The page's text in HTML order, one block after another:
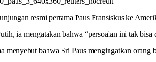
resmi pertama Paus Fransiskus ke
ia mengatakan bahwa “persoalan ini tak bisa
menyebut bahwa Sri Paus mengingatkan